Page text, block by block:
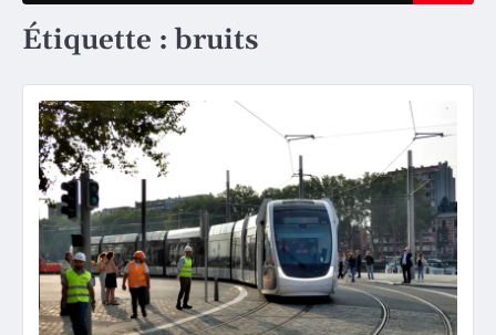
Étiquette :bruits